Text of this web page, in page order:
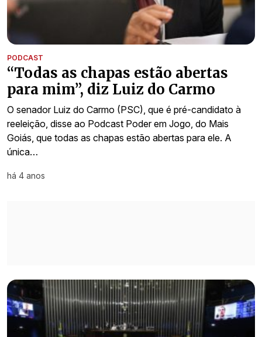
PODCAST
“Todas as chapas estão abertas
para mim”, diz Luiz do Carmo
O senador Luiz do Carmo (PSC), que é pré-candidato à
reeleição, disse ao Podcast Poder em Jogo, do Mais
Goiás, que todas as chapas estão abertas para ele. A
única…
há 4 anos